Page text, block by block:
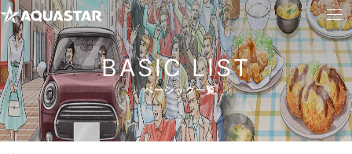
BASIC LIST
ベーシック一覧